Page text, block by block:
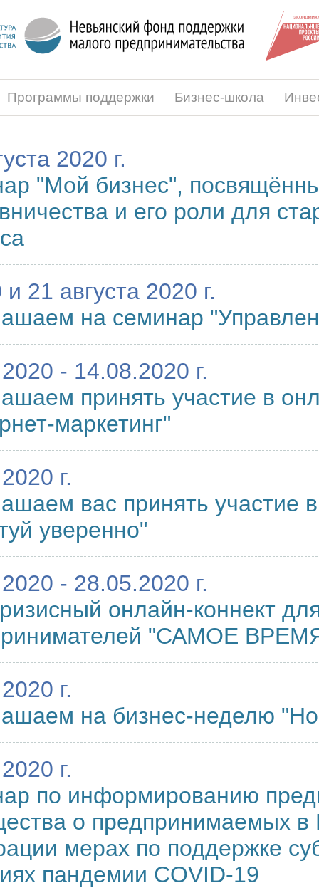
Программы поддержки Бизнес-школа
2020 г.
"Мой бизнес",
и его роли для
21 августа 2020 г.
на семинар
- 14.08.2020 г.
принять участие в
маркетинг"
г.
вас принять участие
уверенно"
- 28.05.2020 г.
онлайн-коннект
"САМОЕ
г.
на бизнес-неделю
г.
по информированию
о предпринимаемых в
мерах по поддержке
пандемии COVID-19